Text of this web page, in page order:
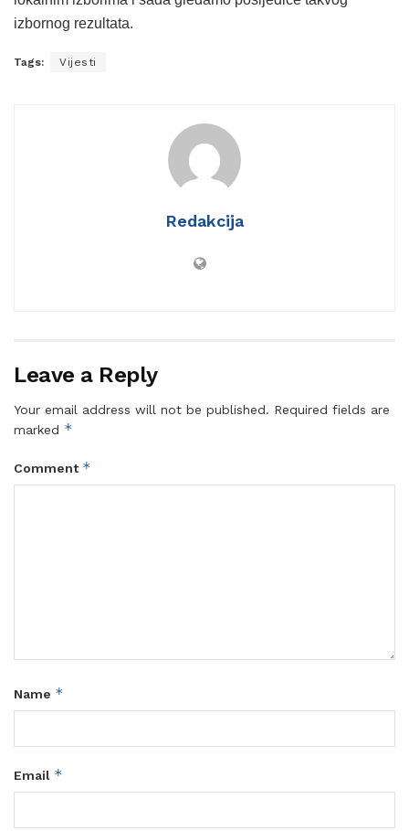
izbornog rezultata.
Tags: Vijesti
Redakcija
Leave a Reply
Your email address will not be published. Required fields are
marked *
Comment *
Name *
Email *